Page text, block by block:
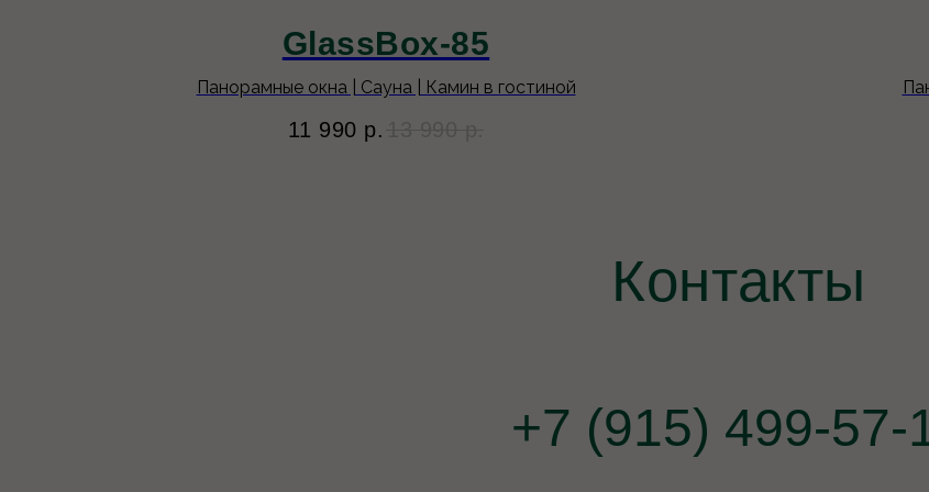
GlassBox-85
Панорамные окна | Сауна | Камин в гостиной
11 990 р.
+7 (915) 499-57-